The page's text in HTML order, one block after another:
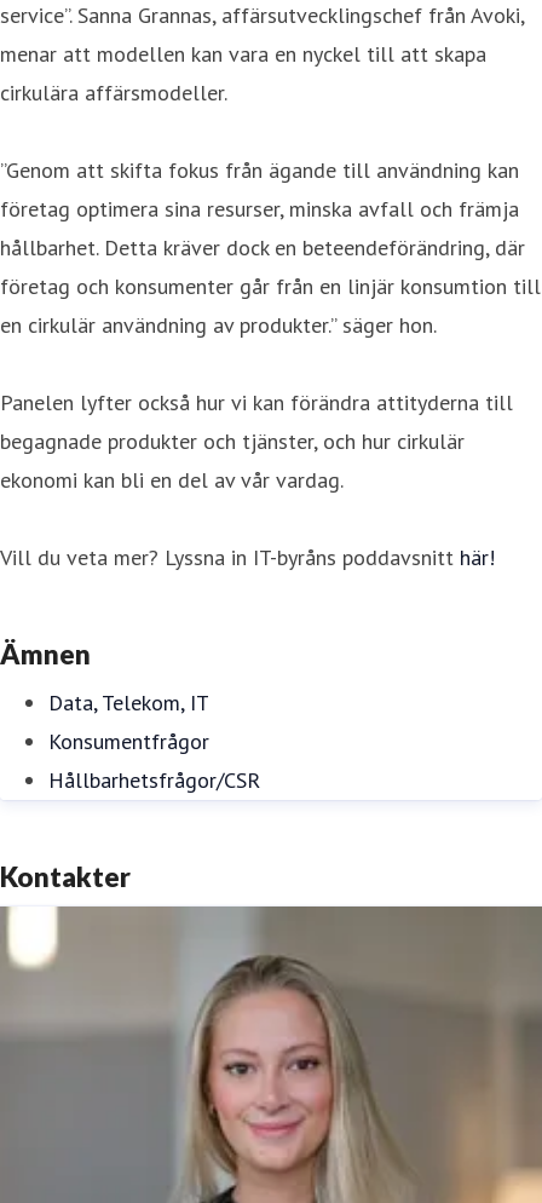
service”. Sanna Grannas, affärsutvecklingschef från Avoki,
menar att modellen kan vara en nyckel till att skapa
cirkulära affärsmodeller.
”Genom att skifta fokus från ägande till användning kan
företag optimera sina resurser, minska avfall och främja
hållbarhet. Detta kräver dock en beteendeförändring, där
företag och konsumenter går från en linjär konsumtion till
en cirkulär användning av produkter.” säger hon.
Panelen lyfter också hur vi kan förändra attityderna till
begagnade produkter och tjänster, och hur cirkulär
ekonomi kan bli en del av vår vardag.
Vill du veta mer? Lyssna in IT-byråns poddavsnitt här!
Ämnen
Data, Telekom, IT
Konsumentfrågor
Hållbarhetsfrågor/CSR
Kontakter